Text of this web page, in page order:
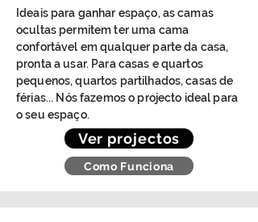
Ideais para ganhar espaço, as camas
ocultas permitem ter uma cama
confortável em qualquer parte da casa,
pronta a usar. Para casas e quartos
pequenos, quartos partilhados, casas de
férias... Nós fazemos o projecto ideal para
o seu espaço.
Ver projectos
Como Funciona